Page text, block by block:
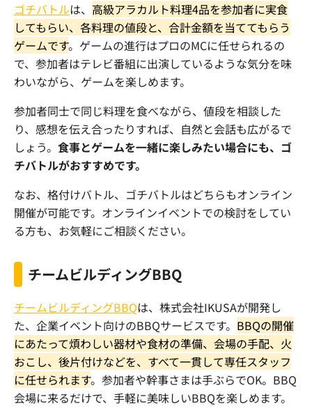
ゴチバトルは、 高級アラカルト料理4品を参加者に実食
してもらい、各料理の値段と、合計金額を当ててもらう
ゲームです。ゲームの進行はプロのMCに任せられるの
で、参加者はテレビ番組に出演しているような気分を味
わいながら、ゲームを楽しめます。
参加者同士で同じ料理を食べながら、値段を相談した
り、感想を伝え合ったりすれば、自然と会話も広がるで
しょう。 食事とゲームを一緒に楽しみたい場合にも、ゴ
チバトルがおすすめです。
なお、格付けバトル、ゴチバトルはどちらもオンライン
開催が可能です。オンラインイベントでの検討をしてい
る方も、お気軽にご相談ください。
チームビルディングBBQ
チームビルディングBBQは、株式会社IKUSAが開発し
た、企業イベント向けのBBQサービスです。 BBQの開催
にあたって煩わしい器材や食材の準備、会場の手配、火
おこし、後片付けなどを、すべて一貫して専任スタッフ
に任せられます。参加者や幹事さまは手ぶらでOK。BBQ
会場に来るだけで、手軽に美味しいBBQを楽しめます。